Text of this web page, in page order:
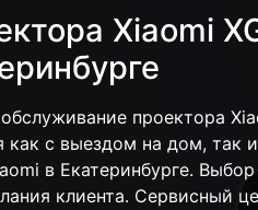
Xiaomi
проектора
как с выездом на дом, так
в Екатеринбурге. Выбор
клиента. Сервисный